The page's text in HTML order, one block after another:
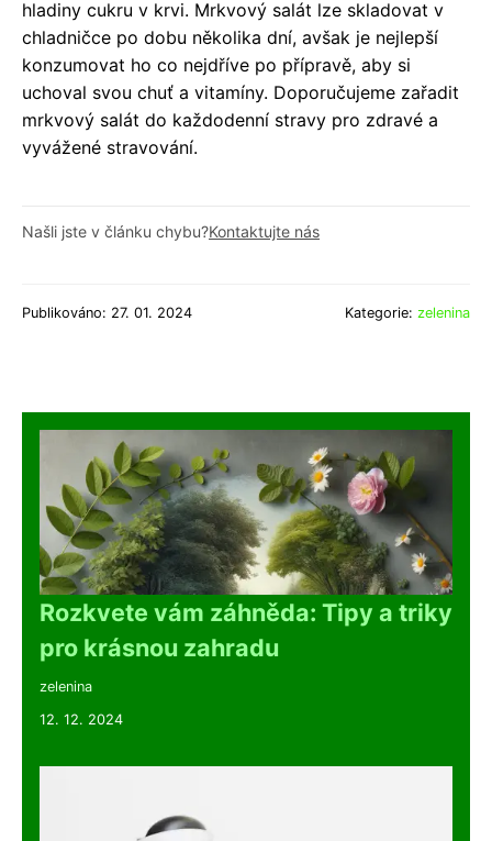
hladiny cukru v krvi. Mrkvový salát lze skladovat v
chladničce po dobu několika dní, avšak je nejlepší
konzumovat ho co nejdříve po přípravě, aby si
uchoval svou chuť a vitamíny. Doporučujeme zařadit
mrkvový salát do každodenní stravy pro zdravé a
vyvážené stravování.
Našli jste v článku chybu?Kontaktujte nás
Publikováno: 27. 01. 2024 Kategorie: zelenina
Rozkvete vám záhněda: Tipy a triky
pro krásnou zahradu
zelenina
12. 12. 2024